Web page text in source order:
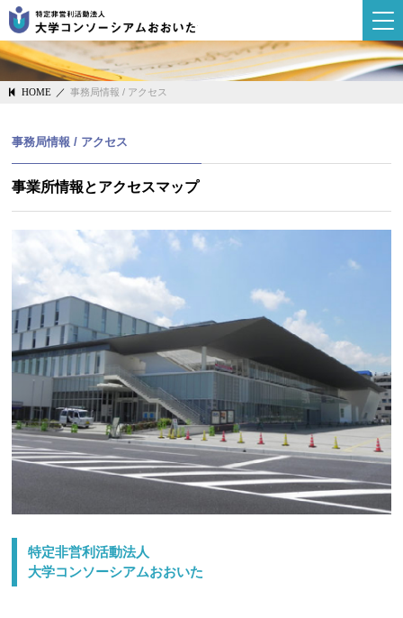
大学コンソーシ
事務局情報 / アクセス
HOME ／ 事務局情報 / アクセス
事業所情報とアクセスマップ
特定非営利活動法人
大学コンソーシアムおおいた